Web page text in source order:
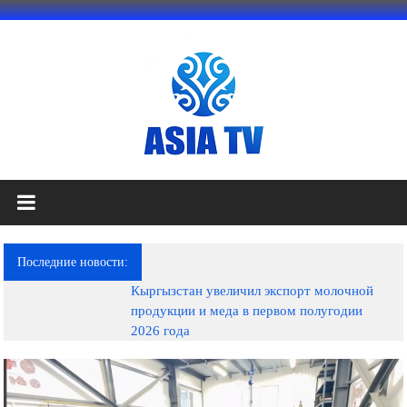
Перейти
АЗИЯ
ТВ
это
телеканал
фильмы,
музыкальные
произведения,
Последние новости:
Кыргызстан увеличил экспорт молочной
продукции и меда в первом полугодии
2026 года